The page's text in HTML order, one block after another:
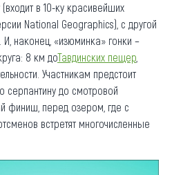
в 10-ку красивейших
National Geographics), с другой
наконец, «изюминка» гонки –
8 км доТавдинских пещер
Участникам предстоит
серпантину до смотровой
финиш, перед озером, где с
встретят многочисленные